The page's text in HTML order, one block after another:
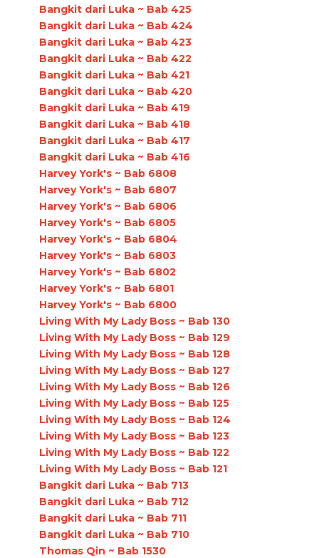
Bangkit dari Luka ~ Bab 425
Bangkit dari Luka ~ Bab 424
Bangkit dari Luka ~ Bab 423
Bangkit dari Luka ~ Bab 422
Bangkit dari Luka ~ Bab 421
Bangkit dari Luka ~ Bab 420
Bangkit dari Luka ~ Bab 419
Bangkit dari Luka ~ Bab 418
Bangkit dari Luka ~ Bab 417
Bangkit dari Luka ~ Bab 416
Harvey York's ~ Bab 6808
Harvey York's ~ Bab 6807
Harvey York's ~ Bab 6806
Harvey York's ~ Bab 6805
Harvey York's ~ Bab 6804
Harvey York's ~ Bab 6803
Harvey York's ~ Bab 6802
Harvey York's ~ Bab 6801
Harvey York's ~ Bab 6800
Living With My Lady Boss ~ Bab 130
Living With My Lady Boss ~ Bab 129
Living With My Lady Boss ~ Bab 128
Living With My Lady Boss ~ Bab 127
Living With My Lady Boss ~ Bab 126
Living With My Lady Boss ~ Bab 125
Living With My Lady Boss ~ Bab 124
Living With My Lady Boss ~ Bab 123
Living With My Lady Boss ~ Bab 122
Living With My Lady Boss ~ Bab 121
Bangkit dari Luka ~ Bab 713
Bangkit dari Luka ~ Bab 712
Bangkit dari Luka ~ Bab 711
Bangkit dari Luka ~ Bab 710
Thomas Qin ~ Bab 1530